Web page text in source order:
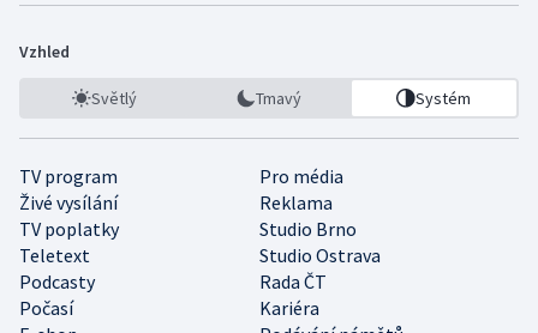
Vzhled
Světlý Tmavý Systém
TV program
Pro média
Živé vysílání
Reklama
TV poplatky
Studio Brno
Teletext
Studio Ostrava
Podcasty
Rada ČT
Počasí
Kariéra